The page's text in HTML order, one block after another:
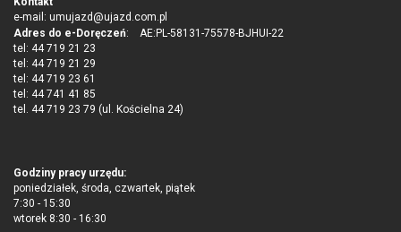
Obrony Terytorialnej, jak i zawodowej służby wojskowej.Terminy
turnusów: • 8 czerwca – 4 lipca • 13 lipca – 8 sierpnia • 17 sierpnia
– 12 wrześniaZgłoszenia można składać przez internet, telefonicznie,
mailowo lub osobiście w Wojskowych Centrach Rekrutacji na terenie
całego kraju. Szczegółowe informacje dostępne są na stronie: Zostań
żołnierzem Infolinia: 800 180 110.
e-mail: umujazd@ujazd.com.pl
Adres do e-Doręczeń: AE:PL-58131-75578-BJHUI-22
tel: 44 719 21 23
tel: 44 719 21 29
tel: 44 719 23 61
tel: 44 741 41 85
tel. 44 719 23 79 (ul. Kościelna 24)
Godziny pracy urzędu:
poniedziałek, środa, czwartek, piątek
7:30 - 15:30
wtorek 8:30 - 16:30